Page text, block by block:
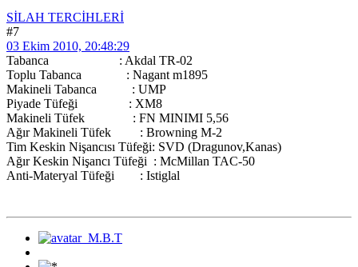
SİLAH TERCİHLERİ
#7
03 Ekim 2010, 20:48:29
Tabanca : Akdal TR-02
Toplu Tabanca : Nagant m1895
Makineli Tabanca : UMP
Piyade Tüfeği : XM8
Makineli Tüfek : FN MINIMI 5,56
Ağır Makineli Tüfek : Browning M-2
Tim Keskin Nişancısı Tüfeği: SVD (Dragunov,Kanas)
Ağır Keskin Nişancı Tüfeği : McMillan TAC-50
Anti-Materyal Tüfeği : Istiglal